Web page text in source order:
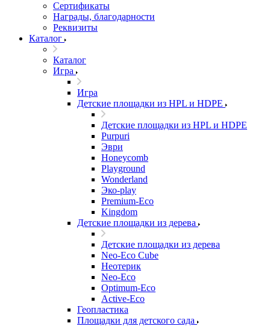
Сертификаты
Награды, благодарности
Реквизиты
Каталог
Каталог
Игра
Игра
Детские площадки из HPL и HDPE
Детские площадки из HPL и HDPE
Purpuri
Эври
Honeycomb
Playground
Wonderland
Эко-play
Premium-Eco
Kingdom
Детские площадки из дерева
Детские площадки из дерева
Neo-Eco Cube
Неотерик
Neo-Eco
Оptimum-Еco
Active-Eco
Геопластика
Площадки для детского сада